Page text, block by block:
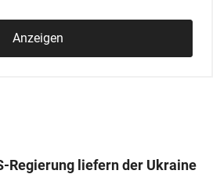
Anzeigen
Regierung liefern der Ukraine